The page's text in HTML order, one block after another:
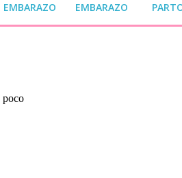
EMBARAZO EMBARAZO
poco